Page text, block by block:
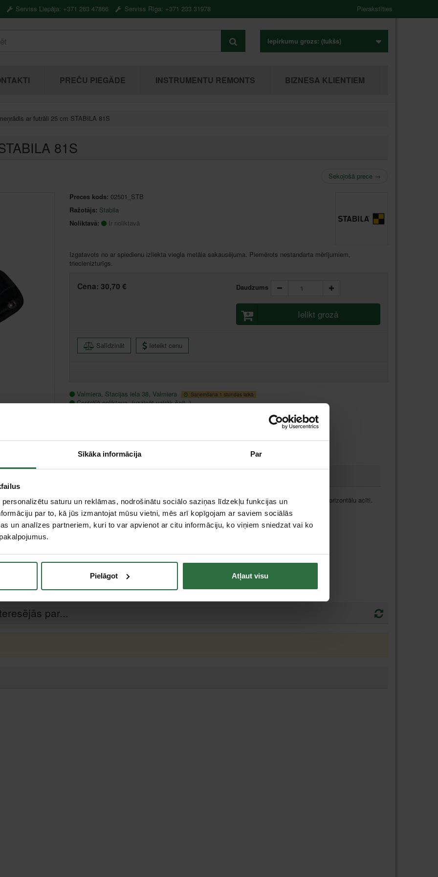
Sīkāka informācija Par
saturu un reklāmas, nodrošinātu sociālo saziņas līdzekļu funkcijas un
par to, kā jūs izmantojat mūsu vietni, mēs arī kopīgojam ar saviem sociālās
un analīzes partneriem, kuri to var apvienot ar citu informāciju, ko viņiem sniedzat vai ko
Pielāgot Atļaut visu
Serviss Liepāja: +371 263 47866 Serviss Rīga: +371 233 31978 Pierakstīties
Iepirkumu grozs: (tukšs)
PREČU PIEGĀDE INSTRUMENTU REMONTS BIZNESA KLIENTIEM
ar futrāli 25 cm STABILA 81S
81S
Sekojošā prece →
Preces kods: 02501_STB
Ražotājs: Stabila
Noliktavā:
Ir noliktavā
Izgatavots no ar spiedienu izliekta viegla metāla sakausējuma. Piemērots nestandarta mērījumiem,
triecienizturīgs.
Cena: 30,70 € Daudzums
Ielikt grozā
Salīdzināt Ieteikt cenu
Valmiera, Stacijas iela 38, Valmiera Saņemšana 1 stundas laikā
Centrālā noliktava, (uzzināt vairāk šeit, )
Šauras un slīpas formas līmeņrādis, tādēļ aizņem maz vietas. Ar vienu vertikālu un vienu horizontālu acīti.
1 x vertikāla
par...